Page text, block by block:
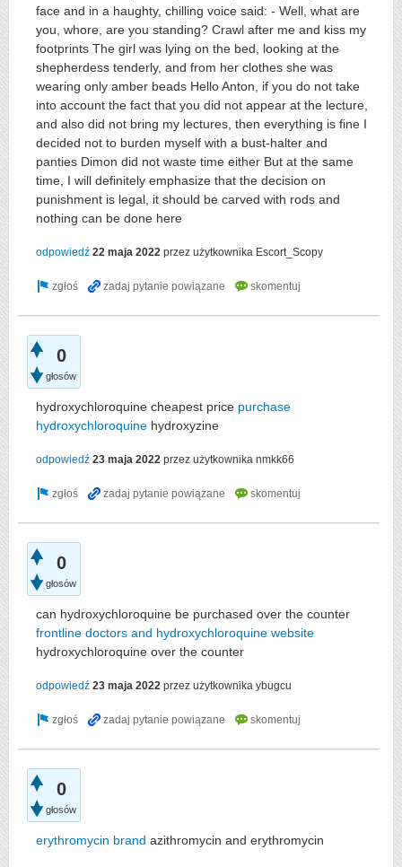
face and in a haughty, chilling voice said: - Well, what are
you, whore, are you standing? Crawl after me and kiss my
footprints The girl was lying on the bed, looking at the
shepherdess tenderly, and from her clothes she was
wearing only amber beads Hello Anton, if you do not take
into account the fact that you did not appear at the lecture,
and also did not bring my lectures, then everything is fine I
decided not to burden myself with a bust-halter and
panties Dimon did not waste time either But at the same
time, I will definitely emphasize that the decision on
punishment is legal, it should be carved with rods and
nothing can be done here
odpowiedź 22 maja 2022 przez użytkownika Escort_Scopy
0
głosów
hydroxychloroquine cheapest price purchase
hydroxychloroquine hydroxyzine
odpowiedź 23 maja 2022 przez użytkownika nmkk66
0
głosów
can hydroxychloroquine be purchased over the counter
frontline doctors and hydroxychloroquine website
hydroxychloroquine over the counter
odpowiedź 23 maja 2022 przez użytkownika ybugcu
0
głosów
erythromycin brand azithromycin and erythromycin